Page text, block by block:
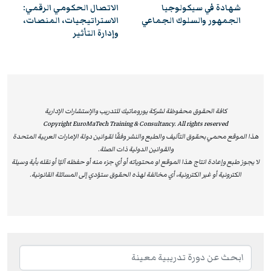
تعليمية حديثة تساعدهم على تطوير مهاراتهم بما يتماشى مع
المتطلبات العالمية لسوق العمل.
الوظيفي وتحقيق أهدافهم المهنية وفق أعلى معايير الجودة
والتميز.
EuroMaTechTraining & Consultancy is recognized as an
Approved Training Provider by the National Association of
EuroMaTech to deliver and accredit individual training
courses, enabling participants to earn globally recognized
شهادة في سيكولوجيا
الجمهور والسلوك الجماعي
الاتصال الحكومي الرقمي:
الاستراتيجيات، المنصات،
وإدارة التأثير
كافة الحقوق محفوظة لشركة يوروماتيك للتدريب والإستشارات الإدارية
Copyright EuroMaTech Training & Consultancy. All rights reserved
هذا الموقع محمي بحقوق التآليف والطبع والنشر وفقًا لقوانين دولة الإمارات العربية المتحدة
والقوانين الدولية ذات الصلة.
لا يجوز طبع وإعادة انتاج هذا الموقع او محتوياته أو أي جزء منه أو حفظه آليًا أو نقله بأية وسيلة
الكترونية أو غير الكترونية، أي مخالفة لهذه الحقوق ستؤدي إلى المسائلة القانونية.